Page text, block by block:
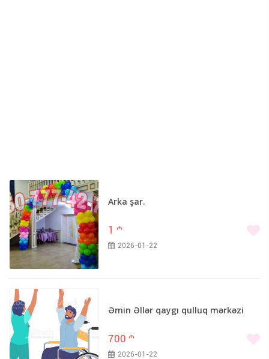
Arka şar.
1 m
2026-01-22
Əmin Əllər qaygı qulluq mərkəzi
700 m
2026-01-22